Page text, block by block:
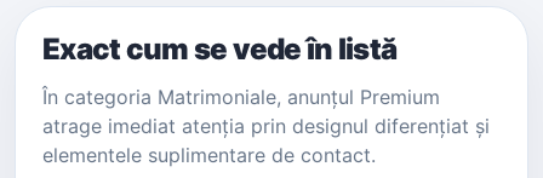
Exact cum se vede în listă
În categoria Matrimoniale, anunțul Premium
atrage imediat atenția prin designul diferențiat și
elementele suplimentare de contact.